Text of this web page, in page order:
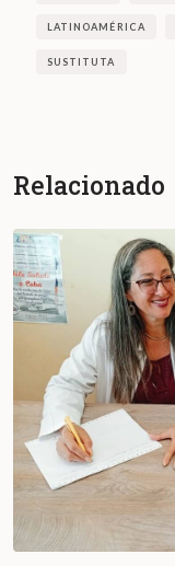
LATINOAMÉRICA
SUSTITUTA
Relacionado